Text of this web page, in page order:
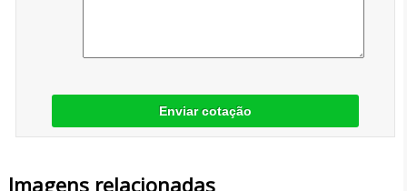
Enviar cotação
Imagens relacionadas